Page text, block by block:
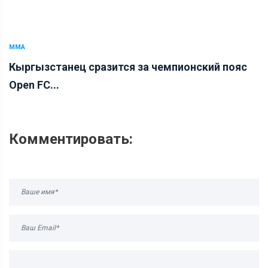
ММА
Кыргызстанец сразится за чемпионский пояс
Open FC...
Комментировать: